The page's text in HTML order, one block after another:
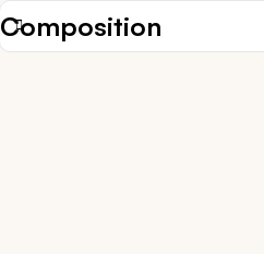
Composition